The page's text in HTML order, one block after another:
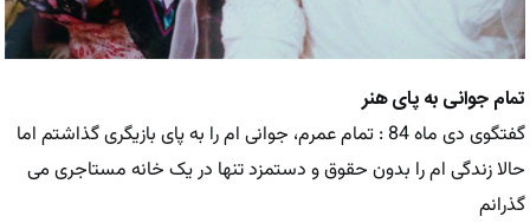
تمام جوانی به پای هنر
گفتگوی دی ماه 84 : تمام عمرم، جوانی ام را به پای بازیگری گذاشتم اما
حالا زندگی ام را بدون حقوق و دستمزد تنها در یک خانه مستاجری می
گذرانم